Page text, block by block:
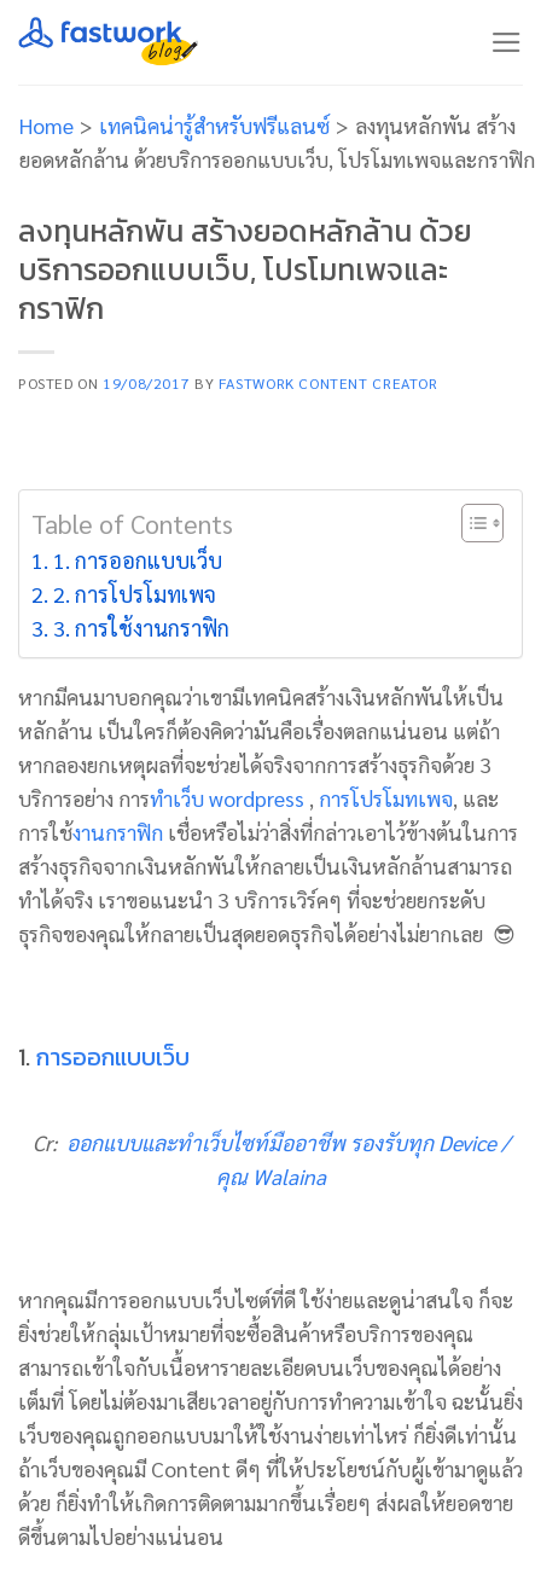
Skip
to
Home > เทคนิคน่ารู้สำหรับฟรีแลนซ์ > ลงทุนหลักพัน สร้าง
ยอดหลักล้าน ด้วยบริการออกแบบเว็บ, โปรโมทเพจและกราฟิก
ลงทุนหลักพัน สร้างยอดหลักล้าน ด้วย
บริการออกแบบเว็บ, โปรโมทเพจและ
กราฟิก
POSTED ON 19/08/2017 BY FASTWORK CONTENT CREATOR
Table of Contents
1. การออกแบบเว็บ
2. การโปรโมทเพจ
3. การใช้งานกราฟิก
หากมีคนมาบอกคุณว่าเขามีเทคนิคสร้างเงินหลักพันให้เป็น
หลักล้าน เป็นใครก็ต้องคิดว่ามันคือเรื่องตลกแน่นอน แต่ถ้า
หากลองยกเหตุผลที่จะช่วยได้จริงจากการสร้างธุรกิจด้วย 3
บริการอย่าง การทำเว็บ wordpress การโปรโมทเพจ , และ
การใช้งานกราฟิก เชื่อหรือไม่ว่าสิ่งที่กล่าวเอาไว้ข้างต้นในการ
สร้างธุรกิจจากเงินหลักพันให้กลายเป็นเงินหลักล้านสามารถ
ทำได้จริง เราขอแนะนำ 3 บริการเวิร์คๆ ที่จะช่วยยกระดับ
ธุรกิจของคุณให้กลายเป็นสุดยอดธุรกิจได้อย่างไม่ยากเลย 😎
1.การออกแบบเว็บ
Cr: ออกแบบและทำเว็บไซท์มืออาชีพ รองรับทุก Device /
คุณ Walaina
หากคุณมีการออกแบบเว็บไซต์ที่ดี ใช้ง่ายและดูน่าสนใจ ก็จะ
ยิ่งช่วยให้กลุ่มเป้าหมายที่จะซื้อสินค้าหรือบริการของคุณ
สามารถเข้าใจกับเนื้อหารายละเอียดบนเว็บของคุณได้อย่าง
เต็มที่ โดยไม่ต้องมาเสียเวลาอยู่กับการทำความเข้าใจ ฉะนั้นยิ่ง
เว็บของคุณถูกออกแบบมาให้ใช้งานง่ายเท่าไหร่ ก็ยิ่งดีเท่านั้น
ถ้าเว็บของคุณมี Content ดีๆ ที่ให้ประโยชน์กับผู้เข้ามาดูแล้ว
ด้วย ก็ยิ่งทำให้เกิดการติดตามมากขึ้นเรื่อยๆ ส่งผลให้ยอดขาย
ดีขึ้นตามไปอย่างแน่นอน